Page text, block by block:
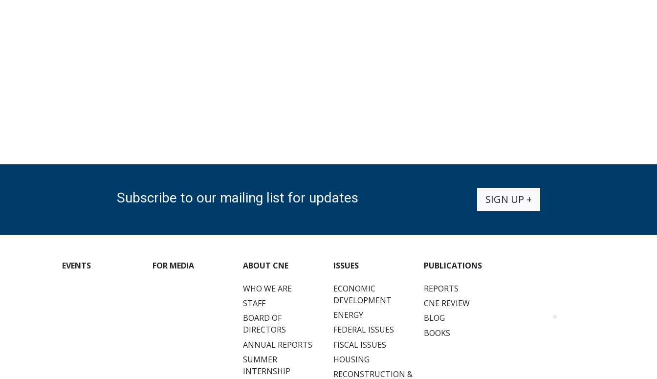
Subscribe to our mailing list for updates SIGN UP +
EVENTS FOR MEDIA ABOUT CNE
WHO WE ARE
STAFF
BOARD OF
DIRECTORS
ANNUAL REPORTS
SUMMER
INTERNSHIP
ISSUES
ECONOMIC
DEVELOPMENT
ENERGY
FEDERAL ISSUES
FISCAL ISSUES
HOUSING
RECONSTRUCTION &
PUBLICATIONS
REPORTS
CNE REVIEW
BLOG
BOOKS